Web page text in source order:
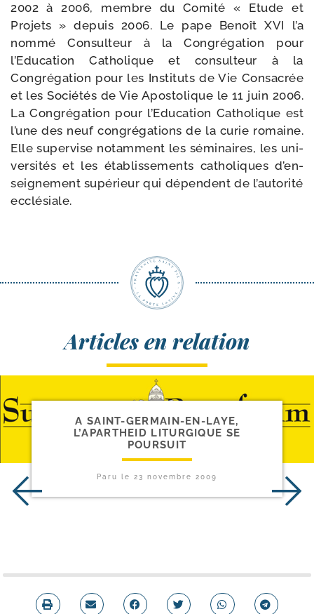
2002 à 2006, membre du Comité « Etude et
Projets » depuis 2006. Le pape Benoît XVI l’a
nom­mé Consulteur à la Congrégation pour
l’Education Catholique et consul­teur à la
Congrégation pour les Instituts de Vie Consacrée
et les Sociétés de Vie Apostolique le 11 juin 2006.
La Congrégation pour l’Education Catholique est
l’une des neuf congré­ga­tions de la curie romaine.
Elle super­vise notam­ment les sémi­naires, les uni­
ver­si­tés et les éta­blis­se­ments catho­liques d’en­
sei­gne­ment supé­rieur qui dépendent de l’au­to­ri­té
ecclésiale.
Articles en relation
A SAINT-​GERMAIN-​EN-​LAYE,
L’APARTHEID LITURGIQUE SE
POURSUIT
Paru le 23 novembre 2009